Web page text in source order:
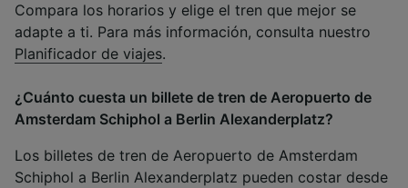
Compara los horarios y elige el tren que mejor se
adapte a ti. Para más información, consulta nuestro
Planificador de viajes.
¿Cuánto cuesta un billete de tren de Aeropuerto de
Amsterdam Schiphol a Berlin Alexanderplatz?
Los billetes de tren de Aeropuerto de Amsterdam
Schiphol a Berlin Alexanderplatz pueden costar desde